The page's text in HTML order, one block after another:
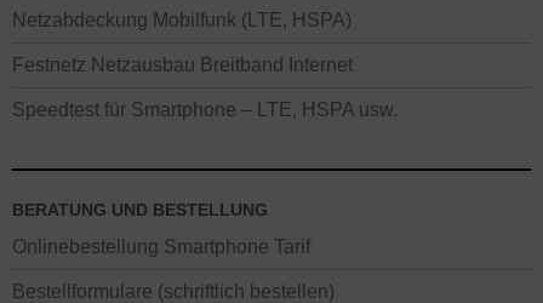
Netzabdeckung Mobilfunk (LTE, HSPA)
Festnetz Netzausbau Breitband Internet
Speedtest für Smartphone – LTE, HSPA usw.
BERATUNG UND BESTELLUNG
Onlinebestellung Smartphone Tarif
Bestellformulare (schriftlich bestellen)